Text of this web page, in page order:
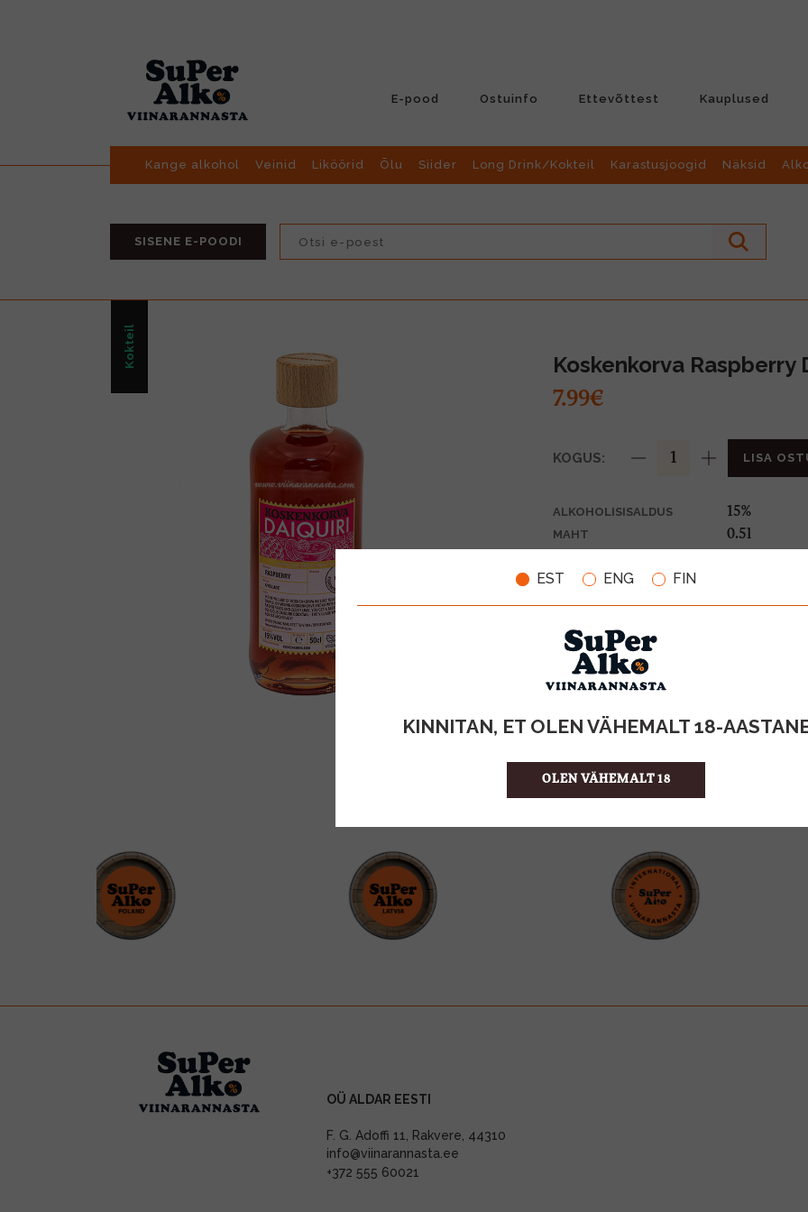
EST ENG FIN
KINNITAN, ET OLEN VÄHEMALT 18-
OLEN VÄHEMALT 18
E-pood Ostuinfo Ettevõttest Kauplused
Kange alkohol Veinid Liköörid Õlu Siider Long Drink/Kokteil Karastusjoogid Näksid
SISENE E-POODI
Kokteil Koskenkorva Raspberry
7.99€
KOGUS: LISA
ALKOHOLISISALDUS 15%
MAHT 0.5l
TOOTE LIIK
ÜHIKU HIND
KOGUS KASTIS
OÜ ALDAR EESTI
F. G. Adoffi 11, Rakvere, 44310
info@viinarannasta.ee
+372 555 60021